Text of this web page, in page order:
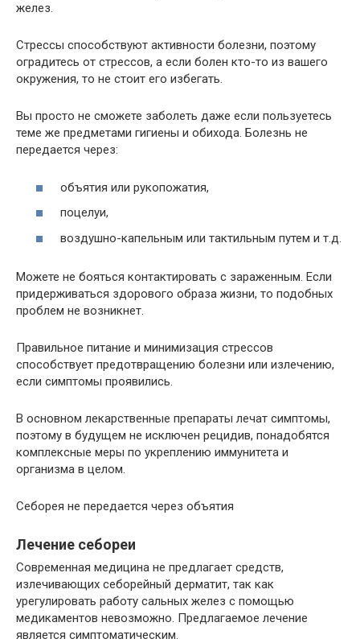
желез.
Стрессы способствуют активности болезни, поэтому
оградитесь от стрессов, а если болен кто-то из вашего
окружения, то не стоит его избегать.
Вы просто не сможете заболеть даже если пользуетесь
теме же предметами гигиены и обихода. Болезнь не
передается через:
объятия или рукопожатия,
поцелуи,
воздушно-капельным или тактильным путем и т.д.
Можете не бояться контактировать с зараженным. Если
придерживаться здорового образа жизни, то подобных
проблем не возникнет.
Правильное питание и минимизация стрессов
способствует предотвращению болезни или излечению,
если симптомы проявились.
В основном лекарственные препараты лечат симптомы,
поэтому в будущем не исключен рецидив, понадобятся
комплексные меры по укреплению иммунитета и
организма в целом.
Себорея не передается через объятия
Лечение себореи
Современная медицина не предлагает средств,
излечивающих себорейный дерматит, так как
урегулировать работу сальных желез с помощью
медикаментов невозможно. Предлагаемое лечение
является симптоматическим.